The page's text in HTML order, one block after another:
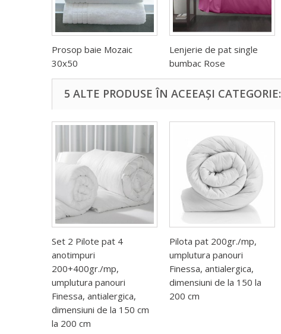
Prosop baie Mozaic
30x50
Lenjerie de pat single
bumbac Rose
5 ALTE PRODUSE ÎN ACEEAȘI CATEGORIE:
Set 2 Pilote pat 4
anotimpuri
200+400gr./mp,
umplutura panouri
Finessa, antialergica,
dimensiuni de la 150 cm
la 200 cm
Pilota pat 200gr./mp,
umplutura panouri
Finessa, antialergica,
dimensiuni de la 150 la
200 cm